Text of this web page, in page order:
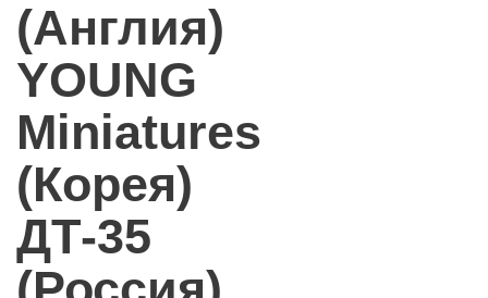
(Англия)
YOUNG
Miniatures
(Корея)
ДТ-35